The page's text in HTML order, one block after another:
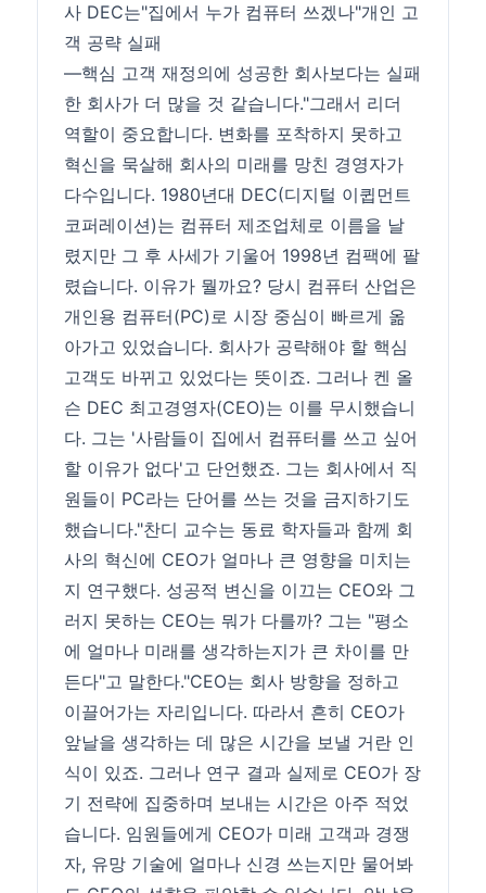
사 DEC는"집에서 누가 컴퓨터 쓰겠나"개인 고
객 공략 실패
―핵심 고객 재정의에 성공한 회사보다는 실패
한 회사가 더 많을 것 같습니다."그래서 리더
역할이 중요합니다. 변화를 포착하지 못하고
혁신을 묵살해 회사의 미래를 망친 경영자가
다수입니다. 1980년대 DEC(디지털 이큅먼트
코퍼레이션)는 컴퓨터 제조업체로 이름을 날
렸지만 그 후 사세가 기울어 1998년 컴팩에 팔
렸습니다. 이유가 뭘까요? 당시 컴퓨터 산업은
개인용 컴퓨터(PC)로 시장 중심이 빠르게 옮
아가고 있었습니다. 회사가 공략해야 할 핵심
고객도 바뀌고 있었다는 뜻이죠. 그러나 켄 올
슨 DEC 최고경영자(CEO)는 이를 무시했습니
다. 그는 '사람들이 집에서 컴퓨터를 쓰고 싶어
할 이유가 없다'고 단언했죠. 그는 회사에서 직
원들이 PC라는 단어를 쓰는 것을 금지하기도
했습니다."찬디 교수는 동료 학자들과 함께 회
사의 혁신에 CEO가 얼마나 큰 영향을 미치는
지 연구했다. 성공적 변신을 이끄는 CEO와 그
러지 못하는 CEO는 뭐가 다를까? 그는 "평소
에 얼마나 미래를 생각하는지가 큰 차이를 만
든다"고 말한다."CEO는 회사 방향을 정하고
이끌어가는 자리입니다. 따라서 흔히 CEO가
앞날을 생각하는 데 많은 시간을 보낼 거란 인
식이 있죠. 그러나 연구 결과 실제로 CEO가 장
기 전략에 집중하며 보내는 시간은 아주 적었
습니다. 임원들에게 CEO가 미래 고객과 경쟁
자, 유망 기술에 얼마나 신경 쓰는지만 물어봐